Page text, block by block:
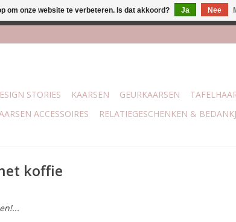
STORIES KAARSEN GEURKAARSEN
ACCESSOIRES RELATIEGESCHENKEN &
koffie
om onze website te verbeteren. Is dat akkoord? Ja Nee
& Cadeau | Belvederelaan 107 Zwolle | boven de